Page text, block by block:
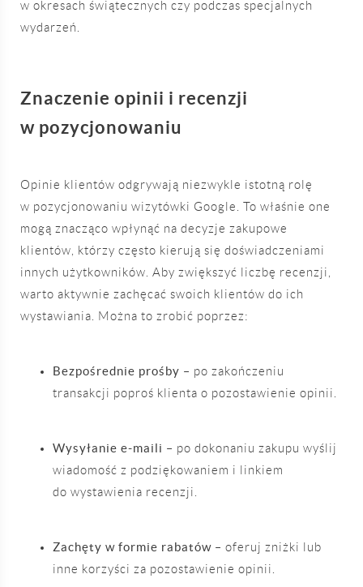
w okresach świątecznych czy podczas specjalnych
wydarzeń.
Znaczenie opinii i recenzji
w pozycjonowaniu
Opinie klientów odgrywają niezwykle istotną rolę
w pozycjonowaniu wizytówki Google. To właśnie one
mogą znacząco wpłynąć na decyzje zakupowe
klientów, którzy często kierują się doświadczeniami
innych użytkowników. Aby zwiększyć liczbę recenzji,
warto aktywnie zachęcać swoich klientów do ich
wystawiania. Można to zrobić poprzez:
Bezpośrednie prośby – po zakończeniu
transakcji poproś klienta o pozostawienie opinii.
Wysyłanie e-maili – po dokonaniu zakupu wyślij
wiadomość z podziękowaniem i linkiem
do wystawienia recenzji.
Zachęty w formie rabatów – oferuj zniżki lub
inne korzyści za pozostawienie opinii.